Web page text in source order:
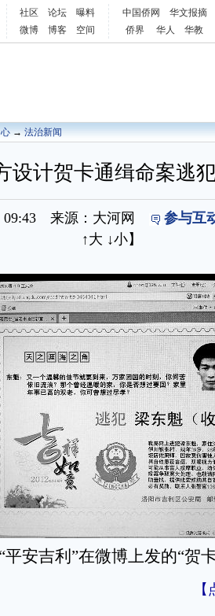
社区 论坛
曝料
微博
博客 空间
中国侨网
华文报摘
侨界
华人 华教
→法治新闻
设计贺卡通缉命案逃
09:43 来源：大河网
参与互
↑大 ↓小】
“平安吉利”在微博上发的“贺